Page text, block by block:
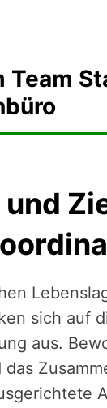
Team
sich auf
aus.